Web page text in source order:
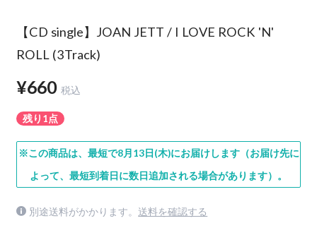
【CD single】JOAN JETT / I LOVE ROCK 'N'
ROLL (3Track)
¥660 税込
残り1点
※この商品は、最短で8月13日(木)にお届けします（お届け先に
よって、最短到着日に数日追加される場合があります）。
別途送料がかかります。 送料を確認する